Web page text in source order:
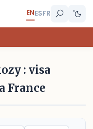
ENESFR
: visa
France